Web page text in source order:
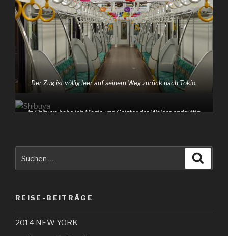
Der Zug ist völlig leer auf seinem Weg zurück nach Tokio.
In Shibuya habe ich Magie und Geister der Wälder endgültig
nach:
REISE-BEITRÄGE
2014 NEW YORK